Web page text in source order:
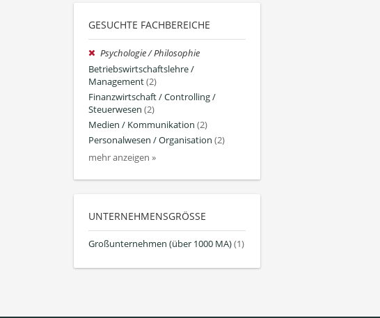
GESUCHTE FACHBEREICHE
Psychologie / Philosophie
Betriebswirtschaftslehre /
Management(2)
Finanzwirtschaft / Controlling /
Steuerwesen (2)
Medien / Kommunikation (2)
Personalwesen / Organisation (2)
mehr anzeigen »
UNTERNEHMENSGRÖSSE
Großunternehmen (über 1000 MA)(1)